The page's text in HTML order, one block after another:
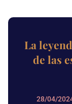
La
de las
28/04/